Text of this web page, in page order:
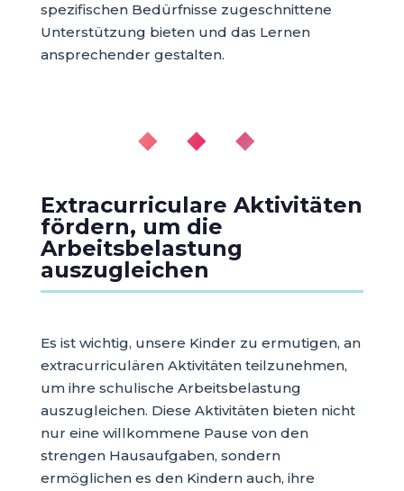
spezifischen Bedürfnisse zugeschnittene
Unterstützung bieten und das Lernen
ansprechender gestalten.
◆ ◆ ◆
Extracurriculare Aktivitäten
fördern, um die
Arbeitsbelastung
auszugleichen
Es ist wichtig, unsere Kinder zu ermutigen, an
extracurriculären Aktivitäten teilzunehmen,
um ihre schulische Arbeitsbelastung
auszugleichen. Diese Aktivitäten bieten nicht
nur eine willkommene Pause von den
strengen Hausaufgaben, sondern
ermöglichen es den Kindern auch, ihre